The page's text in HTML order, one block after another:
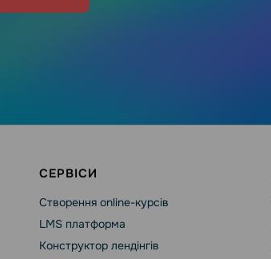
СЕРВІСИ
Створення online-курсів
LMS платформа
Конструктор лендінгів